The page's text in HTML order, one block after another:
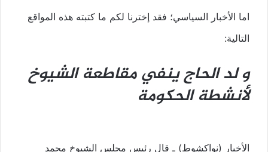
اما الأخبار السياسي؛ فقد إخترنا لكم ما كتبته هذه المواقع
التالية:
و لد الحاج ينفي مقاطعة الشيوخ
لأنشطة الحكومة
الأخبار (نواكشوط) ـ قال رئيس مجلس الشيوخ محمد